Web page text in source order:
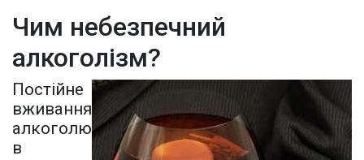
Чим небезпечний
алкоголізм?
Постійне
вживання
алкоголю
в